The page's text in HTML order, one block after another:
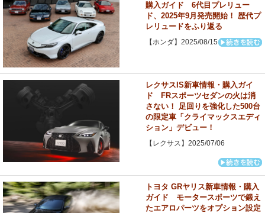
購入ガイド 6代目プレリュー
ド、2025年9月発売開始！ 歴代プ
レリュードをふり返る
【ホンダ】2025/08/15
レクサスIS新車情報・購入ガイ
ド FRスポーツセダンの火は消
さない！ 足回りを強化した500台
の限定車「クライマックスエディ
ション」デビュー！
【レクサス】2025/07/06
トヨタ GRヤリス新車情報・購入
ガイド モータースポーツで鍛え
たエアロパーツをオプション設定